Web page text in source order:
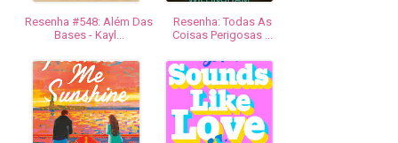
Resenha #548: Além Das
Bases - Kayl...
Resenha: Todas As
Coisas Perigosas ...